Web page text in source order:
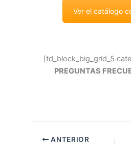
Ver el catálogo
[td_block_big_grid_5
PREGUNTAS
ANTERIOR